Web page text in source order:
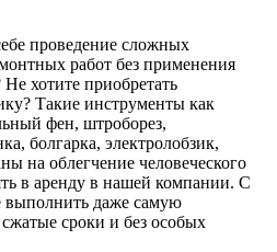
проведение сложных
работ без применения
хотите приобретать
Такие инструменты как
фен, штроборез,
болгарка, электролобзик,
на облегчение человеческого
в аренду в нашей компании. С
даже самую
сроки и без особых